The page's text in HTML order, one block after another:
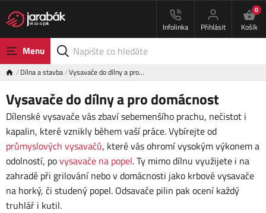
Infolinka Přihlásit
0
Košík
Menu
Dílna a stavba Vysavače do dílny a pro…
Vysavače do dílny a pro domácnost
Dílenské vysavače vás zbaví sebemenšího prachu, nečistot i
kapalin, které vznikly během vaší práce. Vybírejte od
průmyslových vysavačů, které vás ohromí vysokým výkonem a
odolností, povysavače na popel. Ty mimo dílnu využijete i na
zahradě při grilování nebo v domácnosti jako krbové vysavače
na horký, či studený popel. Odsavače pilin pak ocení každý
truhlář i kutil.